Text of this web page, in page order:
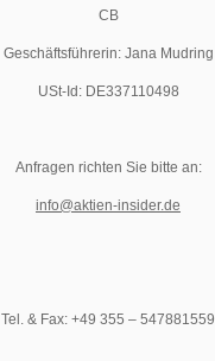
CB
Geschäftsführerin: Jana Mudring
USt-Id: DE337110498
Anfragen richten Sie bitte an:
info@aktien-insider.de
Tel. & Fax: +49 355 – 547881559